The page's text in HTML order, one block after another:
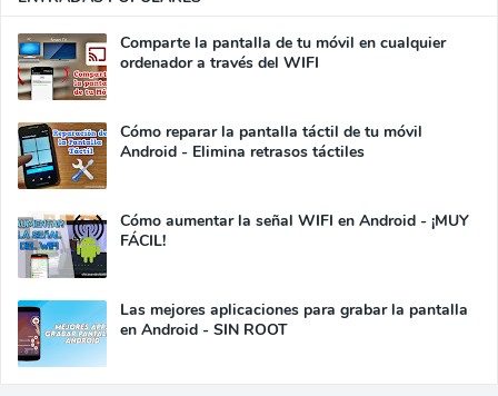
Comparte la pantalla de tu móvil en cualquier
ordenador a través del WIFI
Cómo reparar la pantalla táctil de tu móvil
Android - Elimina retrasos táctiles
Cómo aumentar la señal WIFI en Android - ¡MUY
FÁCIL!
Las mejores aplicaciones para grabar la pantalla
en Android - SIN ROOT